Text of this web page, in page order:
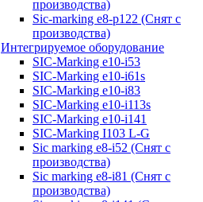
производства)
Sic-marking e8-p122 (Снят с
производства)
Интегрируемое оборудование
SIC-Marking e10-i53
SIC-Marking e10-i61s
SIC-Marking e10-i83
SIC-Marking e10-i113s
SIC-Marking e10-i141
SIC-Marking I103 L-G
Sic marking e8-i52 (Снят с
производства)
Sic marking e8-i81 (Снят с
производства)